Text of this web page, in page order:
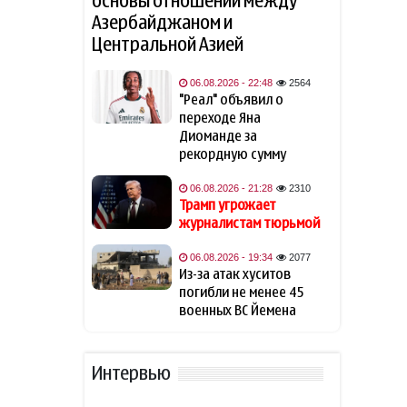
представил публике третью
жену: она моложе актера на
21 год- ФОТО
21:28
Трамп угрожает
журналистам тюрьмой
Иран и Оман достигли
соглашения по Ормузу. Как
отреагирует Трамп?
21:18
В Британии более 100
препаратами для похудения
Новая угроза мировой
экономике: как избежать
Азербайджаном и
Центральной Азией
06.08.2026 - 22:48 2564
"Реал" объявил о
переходе Яна
Диоманде за
рекордную сумму
06.08.2026 - 21:28 2310
Трамп угрожает
журналистам тюрьмой
06.08.2026 - 19:34 2077
Из-за атак хуситов
погибли не менее 45
военных ВС Йемена
Интервью